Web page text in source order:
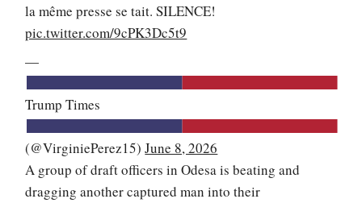
la même presse se tait. SILENCE!
pic.twitter.com/9cPK3Dc5t9
—
Trump Times
(@VirginiePerez15)June 8, 2026
A group of draft officers in Odesa is beating and
dragging another captured man into their